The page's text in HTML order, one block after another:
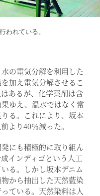
われている。
の電気分解を利用した
加え電気分解させるこ
あるが、化学薬剤は含
ゆえ、温水ではなく常
る。これにより、坂本
より40％減った。
にも積極的に取り組ん
インディゴという人工
る。しかし坂本デニム
から抽出した天然藍染
ている。天然染料は人